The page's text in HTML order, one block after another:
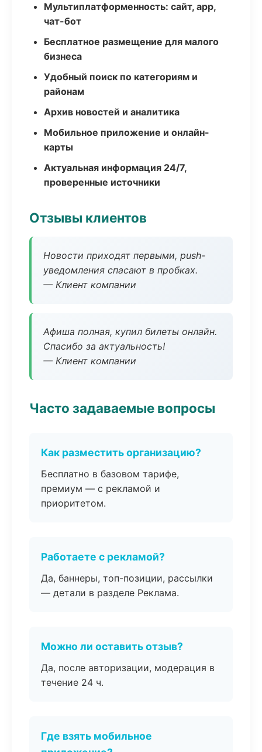
Мультиплатформенность: сайт, app,
чат-бот
Бесплатное размещение для малого
бизнеса
Удобный поиск по категориям и
районам
Архив новостей и аналитика
Мобильное приложение и онлайн-
карты
Актуальная информация 24/7,
проверенные источники
Отзывы клиентов
Новости приходят первыми, push-
уведомления спасают в пробках.
— Клиент компании
Афиша полная, купил билеты онлайн.
Спасибо за актуальность!
— Клиент компании
Часто задаваемые вопросы
Как разместить организацию?
Бесплатно в базовом тарифе,
премиум — с рекламой и
приоритетом.
Работаете с рекламой?
Да, баннеры, топ-позиции, рассылки
— детали в разделе Реклама.
Можно ли оставить отзыв?
Да, после авторизации, модерация в
течение 24 ч.
Где взять мобильное